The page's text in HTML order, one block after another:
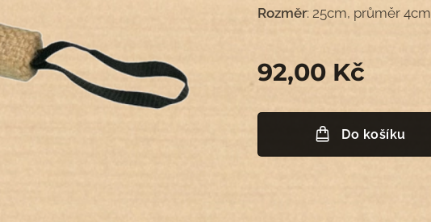
Rozměr: 25cm, průměr 4cm
92,00 Kč
Do košíku